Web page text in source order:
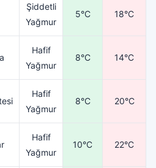
Şiddetli
Yağmur
5°C 18°C
Hafif
Yağmur
8°C 14°C
Hafif
Yağmur
8°C 20°C
Hafif
Yağmur
10°C 22°C